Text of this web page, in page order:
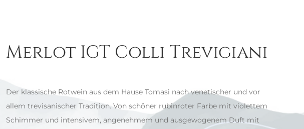
Merlot IGT Colli Trevigiani
Der klassische Rotwein aus dem Hause Tomasi nach venetischer und vor
allem trevisanischer Tradition. Von schöner rubinroter Farbe mit violettem
Schimmer und intensivem, angenehmem und ausgewogenem Duft mit